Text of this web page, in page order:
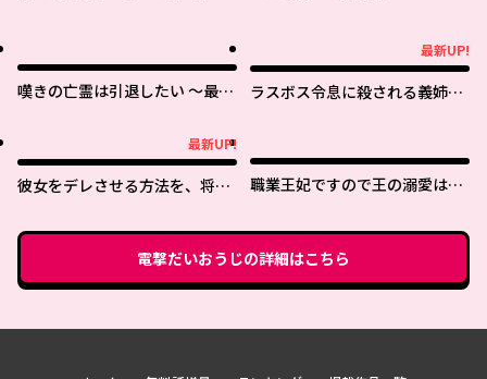
嘆きの亡霊は引退したい ～最弱
最新UP!
ラスボス令息に殺される義姉で
最新UP!
彼女をデレさせる方法を、将来
職業王妃ですので王の溺愛はご
電撃だいおうじの詳細はこちら